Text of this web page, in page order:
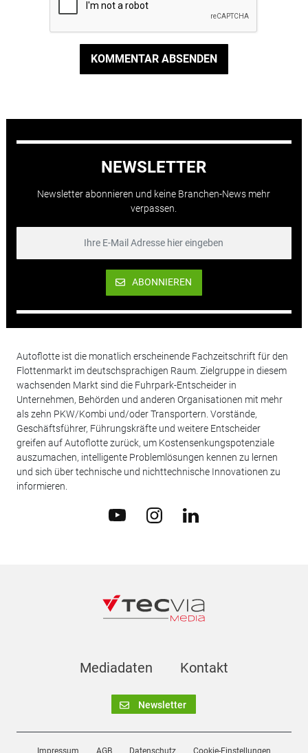
KOMMENTAR ABSENDEN
NEWSLETTER
Newsletter abonnieren und keine Branchen-News mehr
verpassen.
ABONNIEREN
Autoflotte ist die monatlich erscheinende Fachzeitschrift für den
Flottenmarkt im deutschsprachigen Raum. Zielgruppe in diesem
wachsenden Markt sind die Fuhrpark-Entscheider in
Unternehmen, Behörden und anderen Organisationen mit mehr
als zehn PKW/Kombi und/oder Transportern. Vorstände,
Geschäftsführer, Führungskräfte und weitere Entscheider
greifen auf Autoflotte zurück, um Kostensenkungspotenziale
auszumachen, intelligente Problemlösungen kennen zu lernen
und sich über technische und nichttechnische Innovationen zu
informieren.
Mediadaten Kontakt
Newsletter
Impressum AGB Datenschutz Cookie-Einstellungen